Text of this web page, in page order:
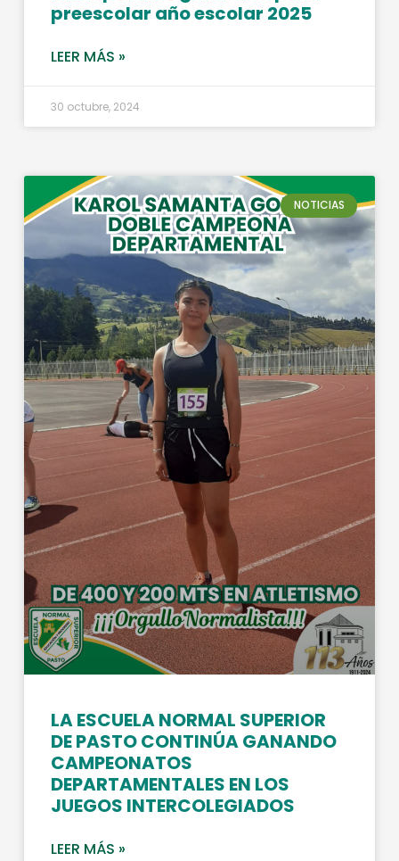
preescolar año escolar 2025
LEER MÁS »
30 octubre, 2024
NOTICIAS
LA ESCUELA NORMAL SUPERIOR
DE PASTO CONTINÚA GANANDO
CAMPEONATOS
DEPARTAMENTALES EN LOS
JUEGOS INTERCOLEGIADOS
LEER MÁS »